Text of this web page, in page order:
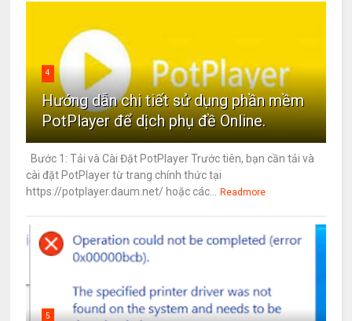
4
Hướng dẫn chi tiết sử dụng phần mềm
PotPlayer để dịch phụ đề Online.
Bước 1: Tải và Cài Đặt PotPlayer Trước tiên, bạn cần tải và
cài đặt PotPlayer từ trang chính thức tại
https://potplayer.daum.net/ hoặc các...
Readmore
5